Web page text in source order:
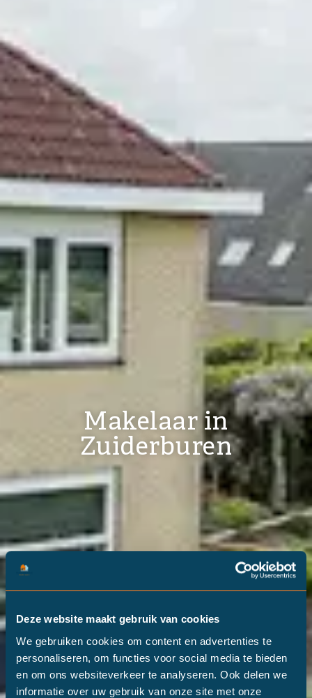
Deze website maakt gebruik van cookies
We gebruiken cookies om content en advertenties te
personaliseren, om functies voor social media te bieden
en om ons websiteverkeer te analyseren. Ook delen we
informatie over uw gebruik van onze site met onze
Makelaar in
Zuiderburen